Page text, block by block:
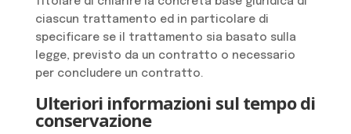
ciascun trattamento ed in particolare di
specificare se il trattamento sia basato sulla
legge, previsto da un contratto o necessario
per concludere un contratto.
Ulteriori informazioni sul tempo di
conservazione